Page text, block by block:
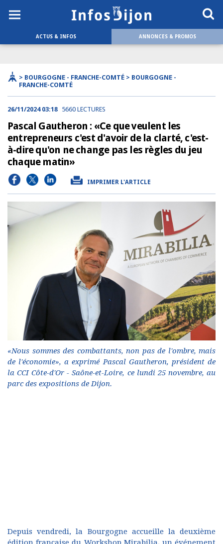
ACTUS & INFOS ANNONCES & PROMOS
> BOURGOGNE - FRANCHE-COMTÉ > BOURGOGNE -
FRANCHE-COMTÉ
26/11/2024 03:18 5660 LECTURES
Pascal Gautheron : «Ce que veulent les
entrepreneurs c'est d'avoir de la clarté, c'est-
à-dire qu'on ne change pas les règles du jeu
chaque matin»
IMPRIMER L'ARTICLE
«Nous sommes des combattants, non pas de l'ombre, mais
de l'économie», a exprimé Pascal Gautheron, président de
la CCI Côte-d'Or - Saône-et-Loire, ce lundi 25 novembre, au
parc des expositions de Dijon.
Depuis vendredi, la Bourgogne accueille la deuxième